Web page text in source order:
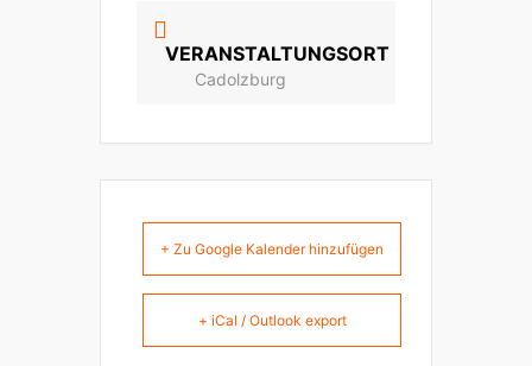
VERANSTALTUNGSORT
Cadolzburg
+ Zu Google Kalender hinzufügen
+ iCal / Outlook export